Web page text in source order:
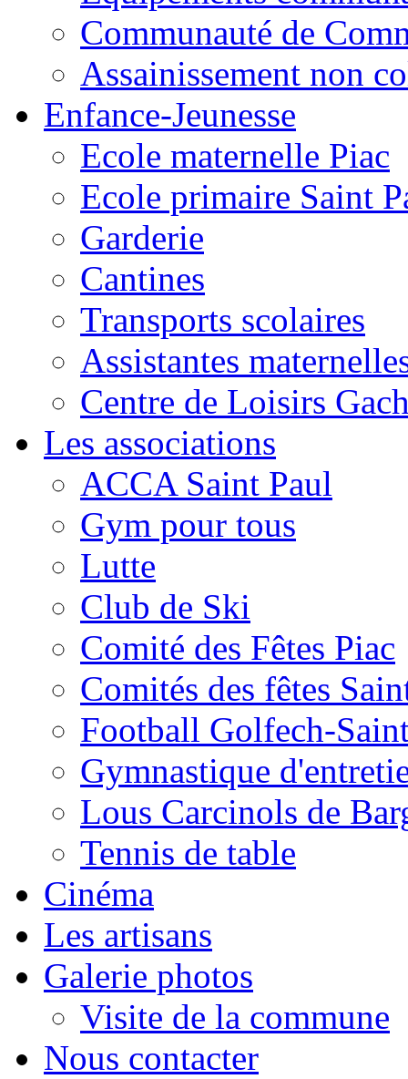
Communauté de
Assainissement non
Enfance-Jeunesse
Ecole maternelle Piac
Ecole primaire Saint
Garderie
Cantines
Transports scolaires
Assistantes
Centre de Loisirs
Les associations
ACCA Saint Paul
Gym pour tous
Lutte
Club de Ski
Comité des Fêtes Piac
Comités des fêtes
Football Golfech-
Gymnastique
Lous Carcinols de
Tennis de table
Cinéma
Les artisans
Galerie photos
Visite de la commune
Nous contacter